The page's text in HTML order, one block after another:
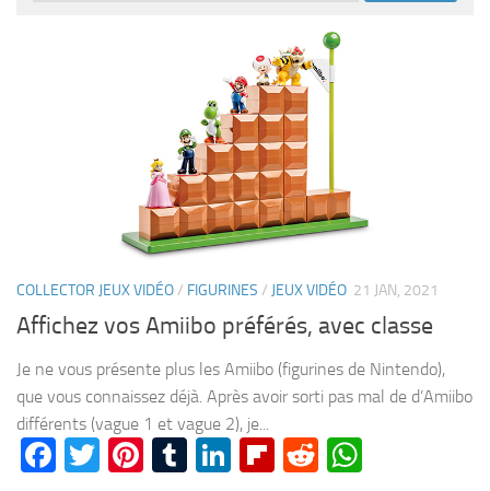
COLLECTOR JEUX VIDÉO/ FIGURINES / JEUX VIDÉO 21 JAN, 2021
Affichez vos Amiibo préférés, avec classe
Je ne vous présente plus les Amiibo (figurines de Nintendo),
que vous connaissez déjà. Après avoir sorti pas mal de d’Amiibo
différents (vague 1 et vague 2), je...
Facebook
TwitterPinterest
TumblrLinkedIn
Flipboard
Reddit